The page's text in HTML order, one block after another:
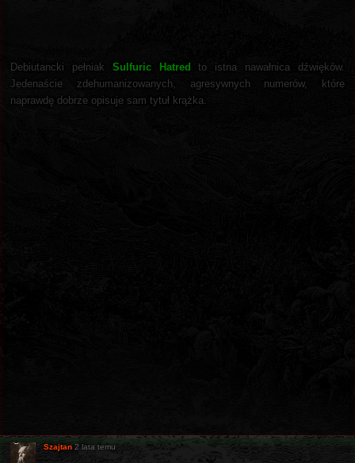
Debiutancki pełniak Sulfuric Hatred
to istna nawałnica dźwięków.
Jedenaście zdehumanizowanych, agresywnych numerów, które
naprawdę dobrze opisuje sam tytuł krążka.
Szajtan 2 lata temu